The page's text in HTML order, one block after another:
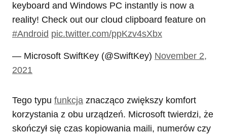
keyboard and Windows PC instantly is now a
reality! Check out our cloud clipboard feature on
#Android pic.twitter.com/ppKzv4sXbx
— Microsoft SwiftKey (@SwiftKey) November 2,
2021
Tego typu funkcja znacząco zwiększy komfort
korzystania z obu urządzeń. Microsoft twierdzi, że
skończył się czas kopiowania maili, numerów czy